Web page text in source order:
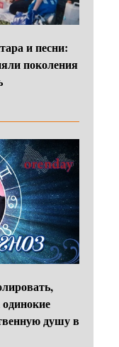
и песни:
поколения
душу в